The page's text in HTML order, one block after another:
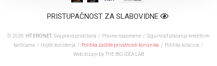
PRISTUPAČNOST ZA SLABOVIDNE
© 2026. HT ERONET . Sva prava pridržana / Pravne napomene / Sigurnost plaćanja kreditnim
karticama / Uvjeti korištenja / Politika zaštite privatnosti korisnika / Politika kolačića /
Web dizajn by THE BIG IDEA LAB